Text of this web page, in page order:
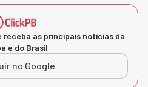
receba as principais notícias da
e do Brasil
no Google